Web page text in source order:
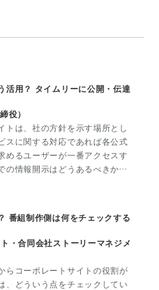
レポートします。企業だけでな
活用？ タイムリーに公開・伝達
役）
トは、社の方針を示す場所とし
スに関する対応であれば各公式
めるユーザーが一番アクセスす
の情報開示はどうあるべきか。
番組制作側は何をチェックする
・合同会社ストーリーマネジメ
らコーポレートサイトの役割が
、どういう点をチェックしてい